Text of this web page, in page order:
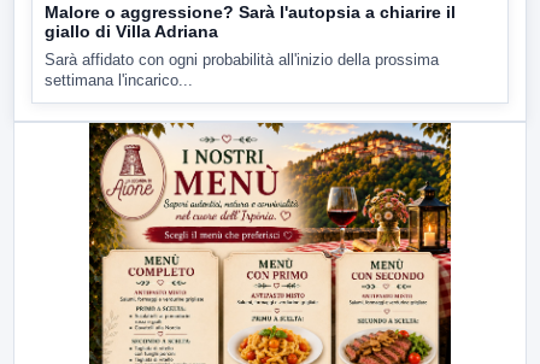
Malore o aggressione? Sarà l'autopsia a chiarire il
giallo di Villa Adriana
Sarà affidato con ogni probabilità all'inizio della prossima
settimana l'incarico...